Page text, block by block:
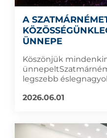
A
ÜNNEPE
Köszönjük
legszebb
2026.06.01